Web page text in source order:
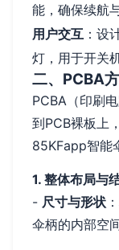
能，确保续航
用户交互 ：设
灯，用于开关
二、PCBA
PCBA（印刷
到PCB裸板上
85KFapp智能
1. 整体布局与
- 尺寸与形状
伞柄的内部空